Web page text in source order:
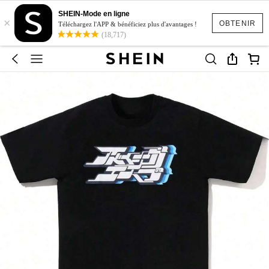
OBTENIR
×
SHEIN-Mode en ligne
Téléchargez l'APP & bénéficiez plus d'avantages !
(18,717)